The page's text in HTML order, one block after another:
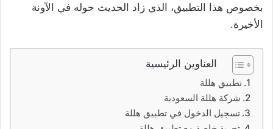
بخصوص هذا التطبيق، الذي زاد الحديث حوله في الآونة
الأخيرة.
العناوين الرئيسية
تطبيق هللة
شركة هللة السعودية
تسجيل الدخول في تطبيق هللة